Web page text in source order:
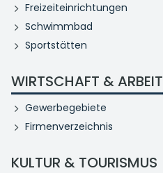
Freizeiteinrichtungen
Schwimmbad
Sportstätten
WIRTSCHAFT & ARBEIT
Gewerbegebiete
Firmenverzeichnis
KULTUR & TOURISMUS